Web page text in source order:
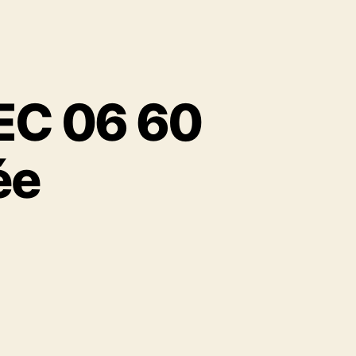
06 60